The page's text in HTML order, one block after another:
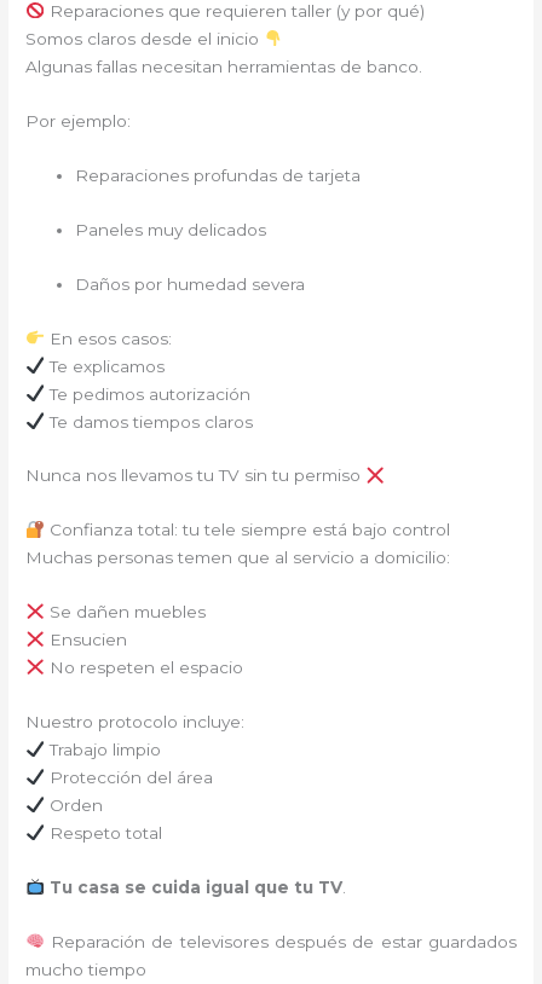
Reparaciones que requieren taller (y por qué)
Somos claros desde el inicio
Algunas fallas necesitan herramientas de banco.
Por ejemplo:
Reparaciones profundas de tarjeta
Paneles muy delicados
Daños por humedad severa
En esos casos:
Te explicamos
Te pedimos autorización
Te damos tiempos claros
Nunca nos llevamos tu TV sin tu permiso
Confianza total: tu tele siempre está bajo control
Muchas personas temen que al servicio a domicilio:
Se dañen muebles
Ensucien
No respeten el espacio
Nuestro protocolo incluye:
Trabajo limpio
Protección del área
Orden
Respeto total
Tu casa se cuida igual que tu TV.
Reparación de televisores después de estar guardados
mucho tiempo